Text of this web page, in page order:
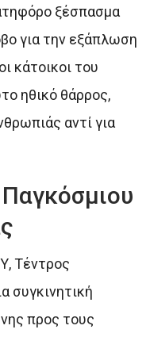
ξέσπασμα
για την εξάπλωση
κάτοικοι του
ηθικό θάρρος,
αντί για
Τέντρος
συγκινητική
προς τους